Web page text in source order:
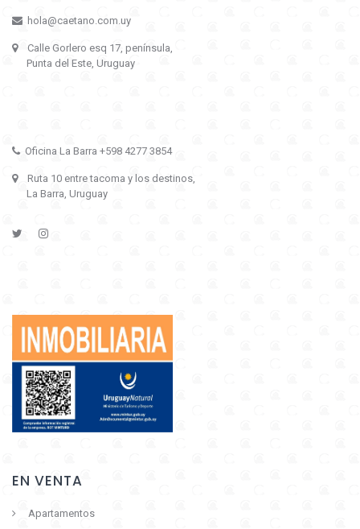
hola@caetano.com.uy
Calle Gorlero esq 17, península,
Punta del Este, Uruguay
Oficina La Barra +598 4277 3854
Ruta 10 entre tacoma y los destinos,
La Barra, Uruguay
EN VENTA
Apartamentos